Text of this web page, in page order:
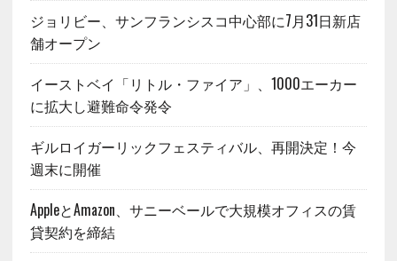
ジョリビー、サンフランシスコ中心部に7月31日新店
舗オープン
イーストベイ「リトル・ファイア」、1000エーカー
に拡大し避難命令発令
ギルロイガーリックフェスティバル、再開決定！今
週末に開催
AppleとAmazon、サニーベールで大規模オフィスの賃
貸契約を締結